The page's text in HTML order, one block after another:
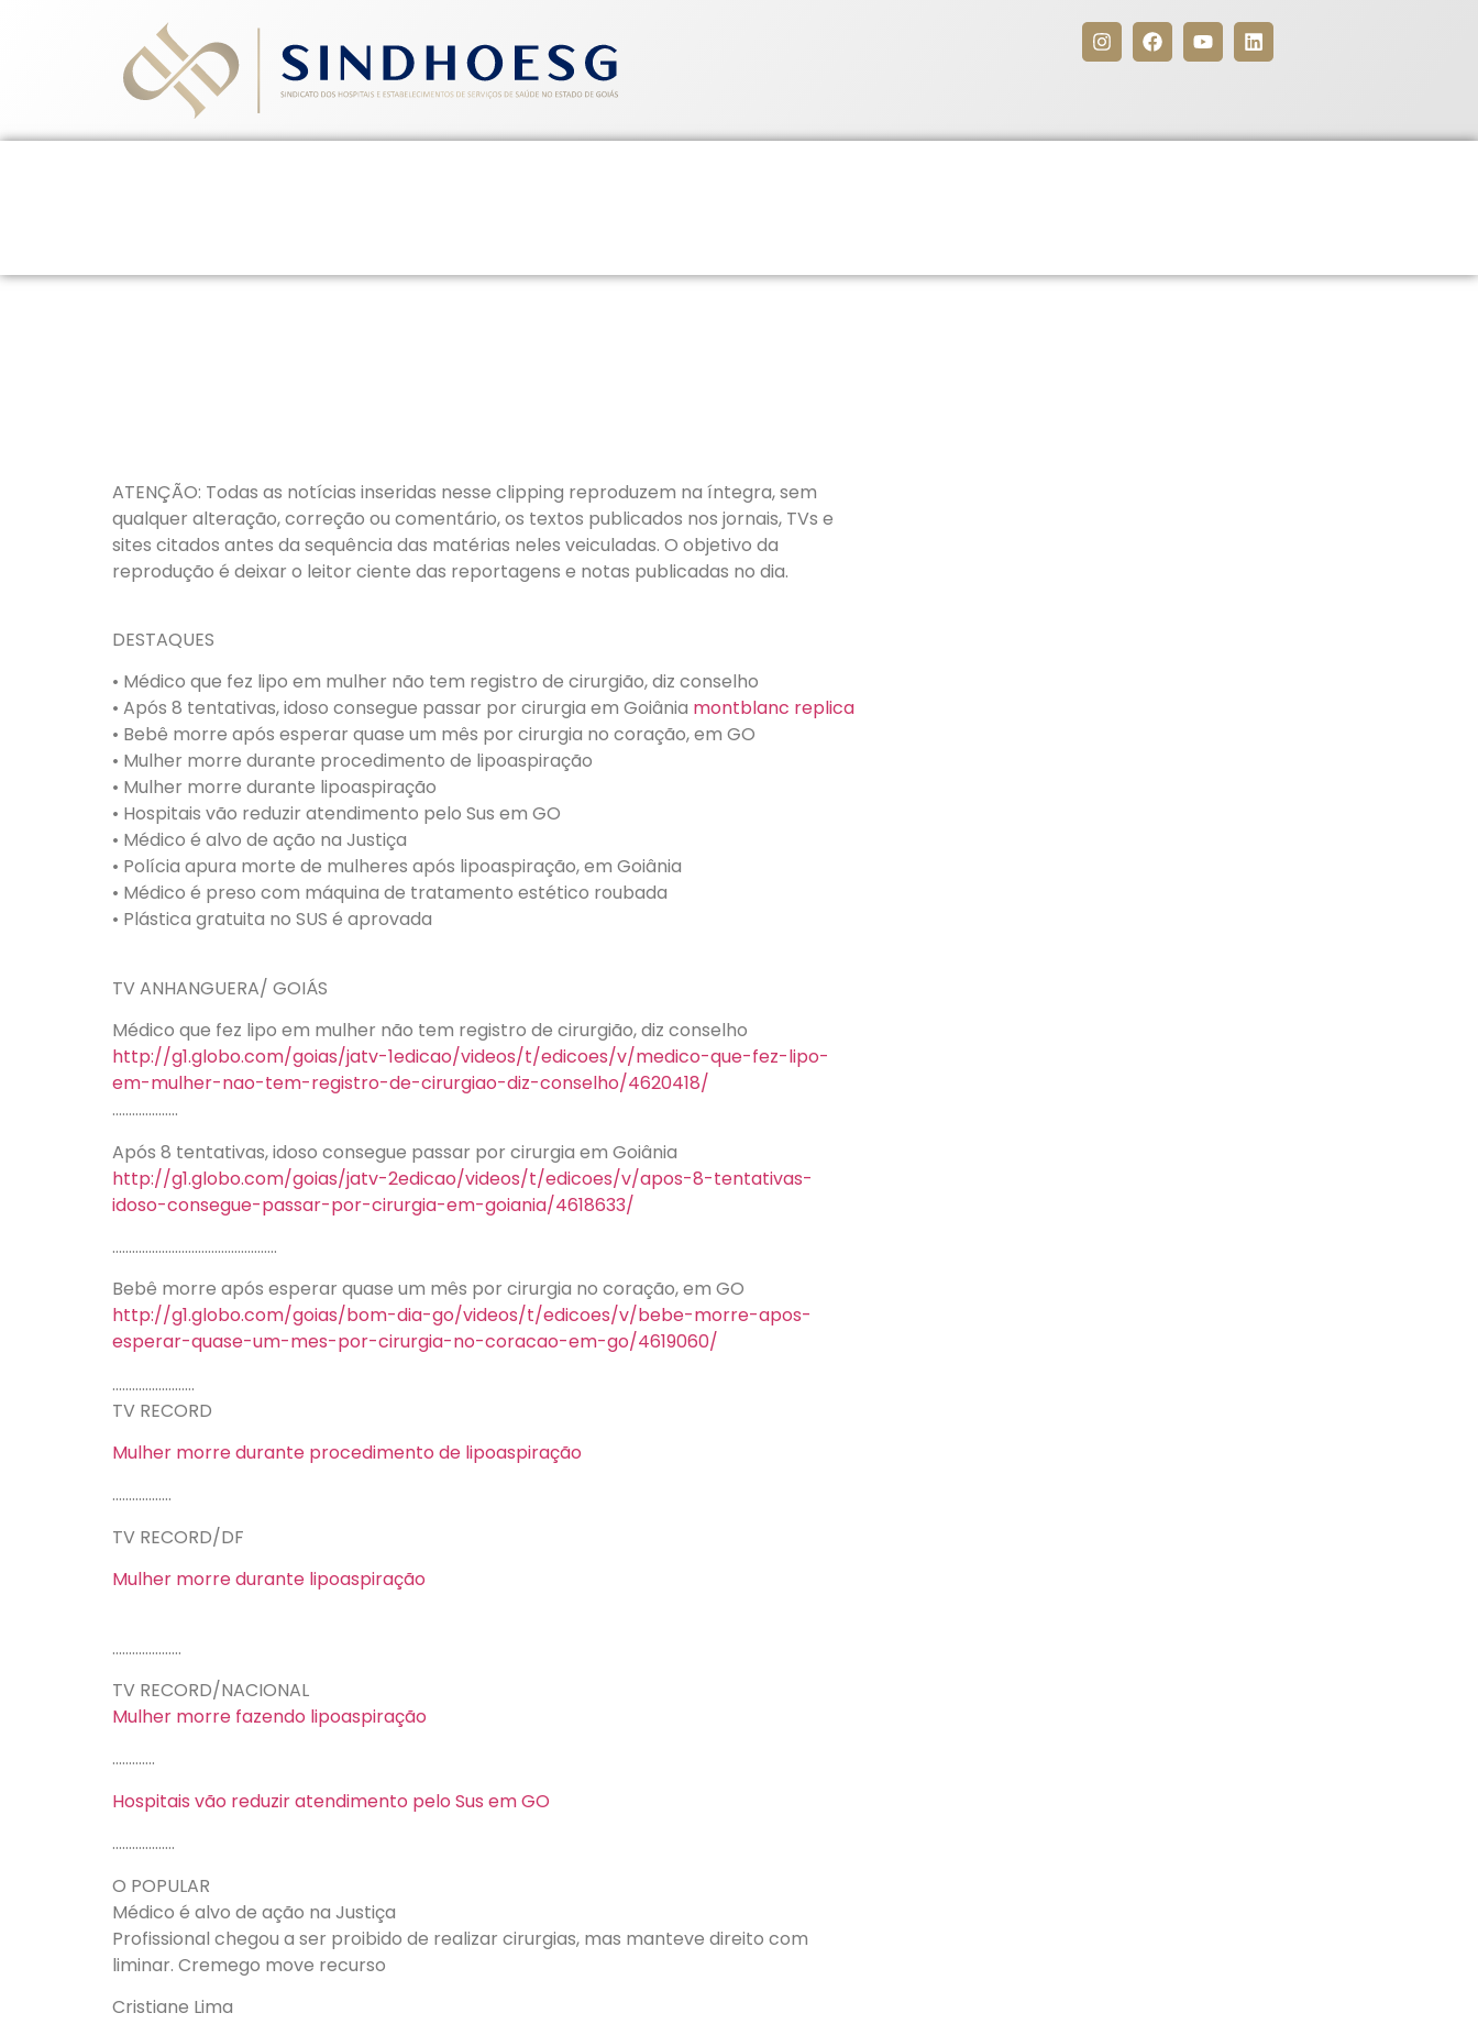
ATENÇÃO: Todas as notícias inseridas nesse clipping reproduzem na íntegra, sem
qualquer alteração, correção ou comentário, os textos publicados nos jornais, TVs e
sites citados antes da sequência das matérias neles veiculadas. O objetivo da
reprodução é deixar o leitor ciente das reportagens e notas publicadas no dia.
DESTAQUES
• Médico que fez lipo em mulher não tem registro de cirurgião, diz conselho
• Após 8 tentativas, idoso consegue passar por cirurgia em Goiânia montblanc replica
• Bebê morre após esperar quase um mês por cirurgia no coração, em GO
• Mulher morre durante procedimento de lipoaspiração
• Mulher morre durante lipoaspiração
• Hospitais vão reduzir atendimento pelo Sus em GO
• Médico é alvo de ação na Justiça
• Polícia apura morte de mulheres após lipoaspiração, em Goiânia
• Médico é preso com máquina de tratamento estético roubada
• Plástica gratuita no SUS é aprovada
TV ANHANGUERA/ GOIÁS
Médico que fez lipo em mulher não tem registro de cirurgião, diz conselho
http://g1.globo.com/goias/jatv-1edicao/videos/t/edicoes/v/medico-que-fez-lipo-
em-mulher-nao-tem-registro-de-cirurgiao-diz-conselho/4620418/
………………..
Após 8 tentativas, idoso consegue passar por cirurgia em Goiânia
http://g1.globo.com/goias/jatv-2edicao/videos/t/edicoes/v/apos-8-tentativas-
idoso-consegue-passar-por-cirurgia-em-goiania/4618633/
…………………………………………..
Bebê morre após esperar quase um mês por cirurgia no coração, em GO
http://g1.globo.com/goias/bom-dia-go/videos/t/edicoes/v/bebe-morre-apos-
esperar-quase-um-mes-por-cirurgia-no-coracao-em-go/4619060/
…………………….
TV RECORD
Mulher morre durante procedimento de lipoaspiração
………………
TV RECORD/DF
Mulher morre durante lipoaspiração
…………………
TV RECORD/NACIONAL
Mulher morre fazendo lipoaspiração
………….
Hospitais vão reduzir atendimento pelo Sus em GO
……………….
O POPULAR
Médico é alvo de ação na Justiça
Profissional chegou a ser proibido de realizar cirurgias, mas manteve direito com
liminar. Cremego move recurso
Cristiane Lima